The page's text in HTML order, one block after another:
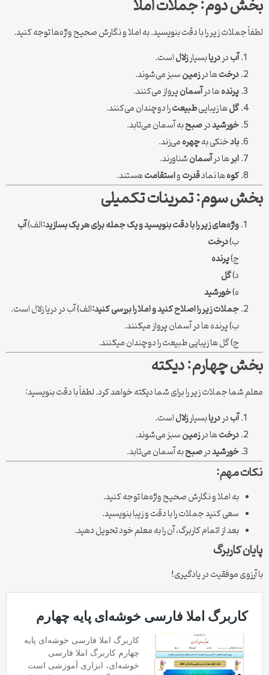
بخش دوم: جملات املا
لطفاً جملات زیر را با دقت بنویسید. به املا و نگارش صحیح واژه‌ها توجه کنید.
آبدردریابسیارزلالاست.
درختها درزمینسبز می‌شوند.
پرندهها درآسمانپرواز می‌کنند.
گلها زیباییطبیعترا دوچندان می‌کنند.
خورشیددرصبحبه آسمان می‌تابد.
بادخنکی بهچهرهمی‌زند.
ابرها درآسمانشناورند.
کوهها نمادقدرتواستقامتهستند.
بخش سوم: تمرینات تکمیلی
واژه‌های زیر را با دقت بنویسید و یک جمله برای هر یک بسازید:الف)آب
ب)درخت
ج)پرنده
د)گل
ه)خورشید
جملات زیر را اصلاح کنید و املا را بررسی کنید:الف) آب در دریا زلال است.
ب) پرنده ها در آسمان پرواز میکنند.
ج) گل ها زیبایی طبیعت را دوچندان میکنند.
بخش چهارم: دیکته
معلم شما جملات زیر را برای شما دیکته خواهد کرد. لطفاً با دقت بنویسید:
آبدر دریابسیارزلالاست.
درختها درزمینسبز می‌شوند.
خورشیددر صبحبه آسمان می‌تابد.
نکات مهم:
به املا و نگارش صحیح واژه‌ها توجه کنید.
سعی کنید جملات را با دقت و زیبا بنویسید.
بعد از اتمام کاربرگ، آن را به معلم خود تحویل دهید.
پایان کاربرگ
با آرزوی موفقیت در یادگیری!